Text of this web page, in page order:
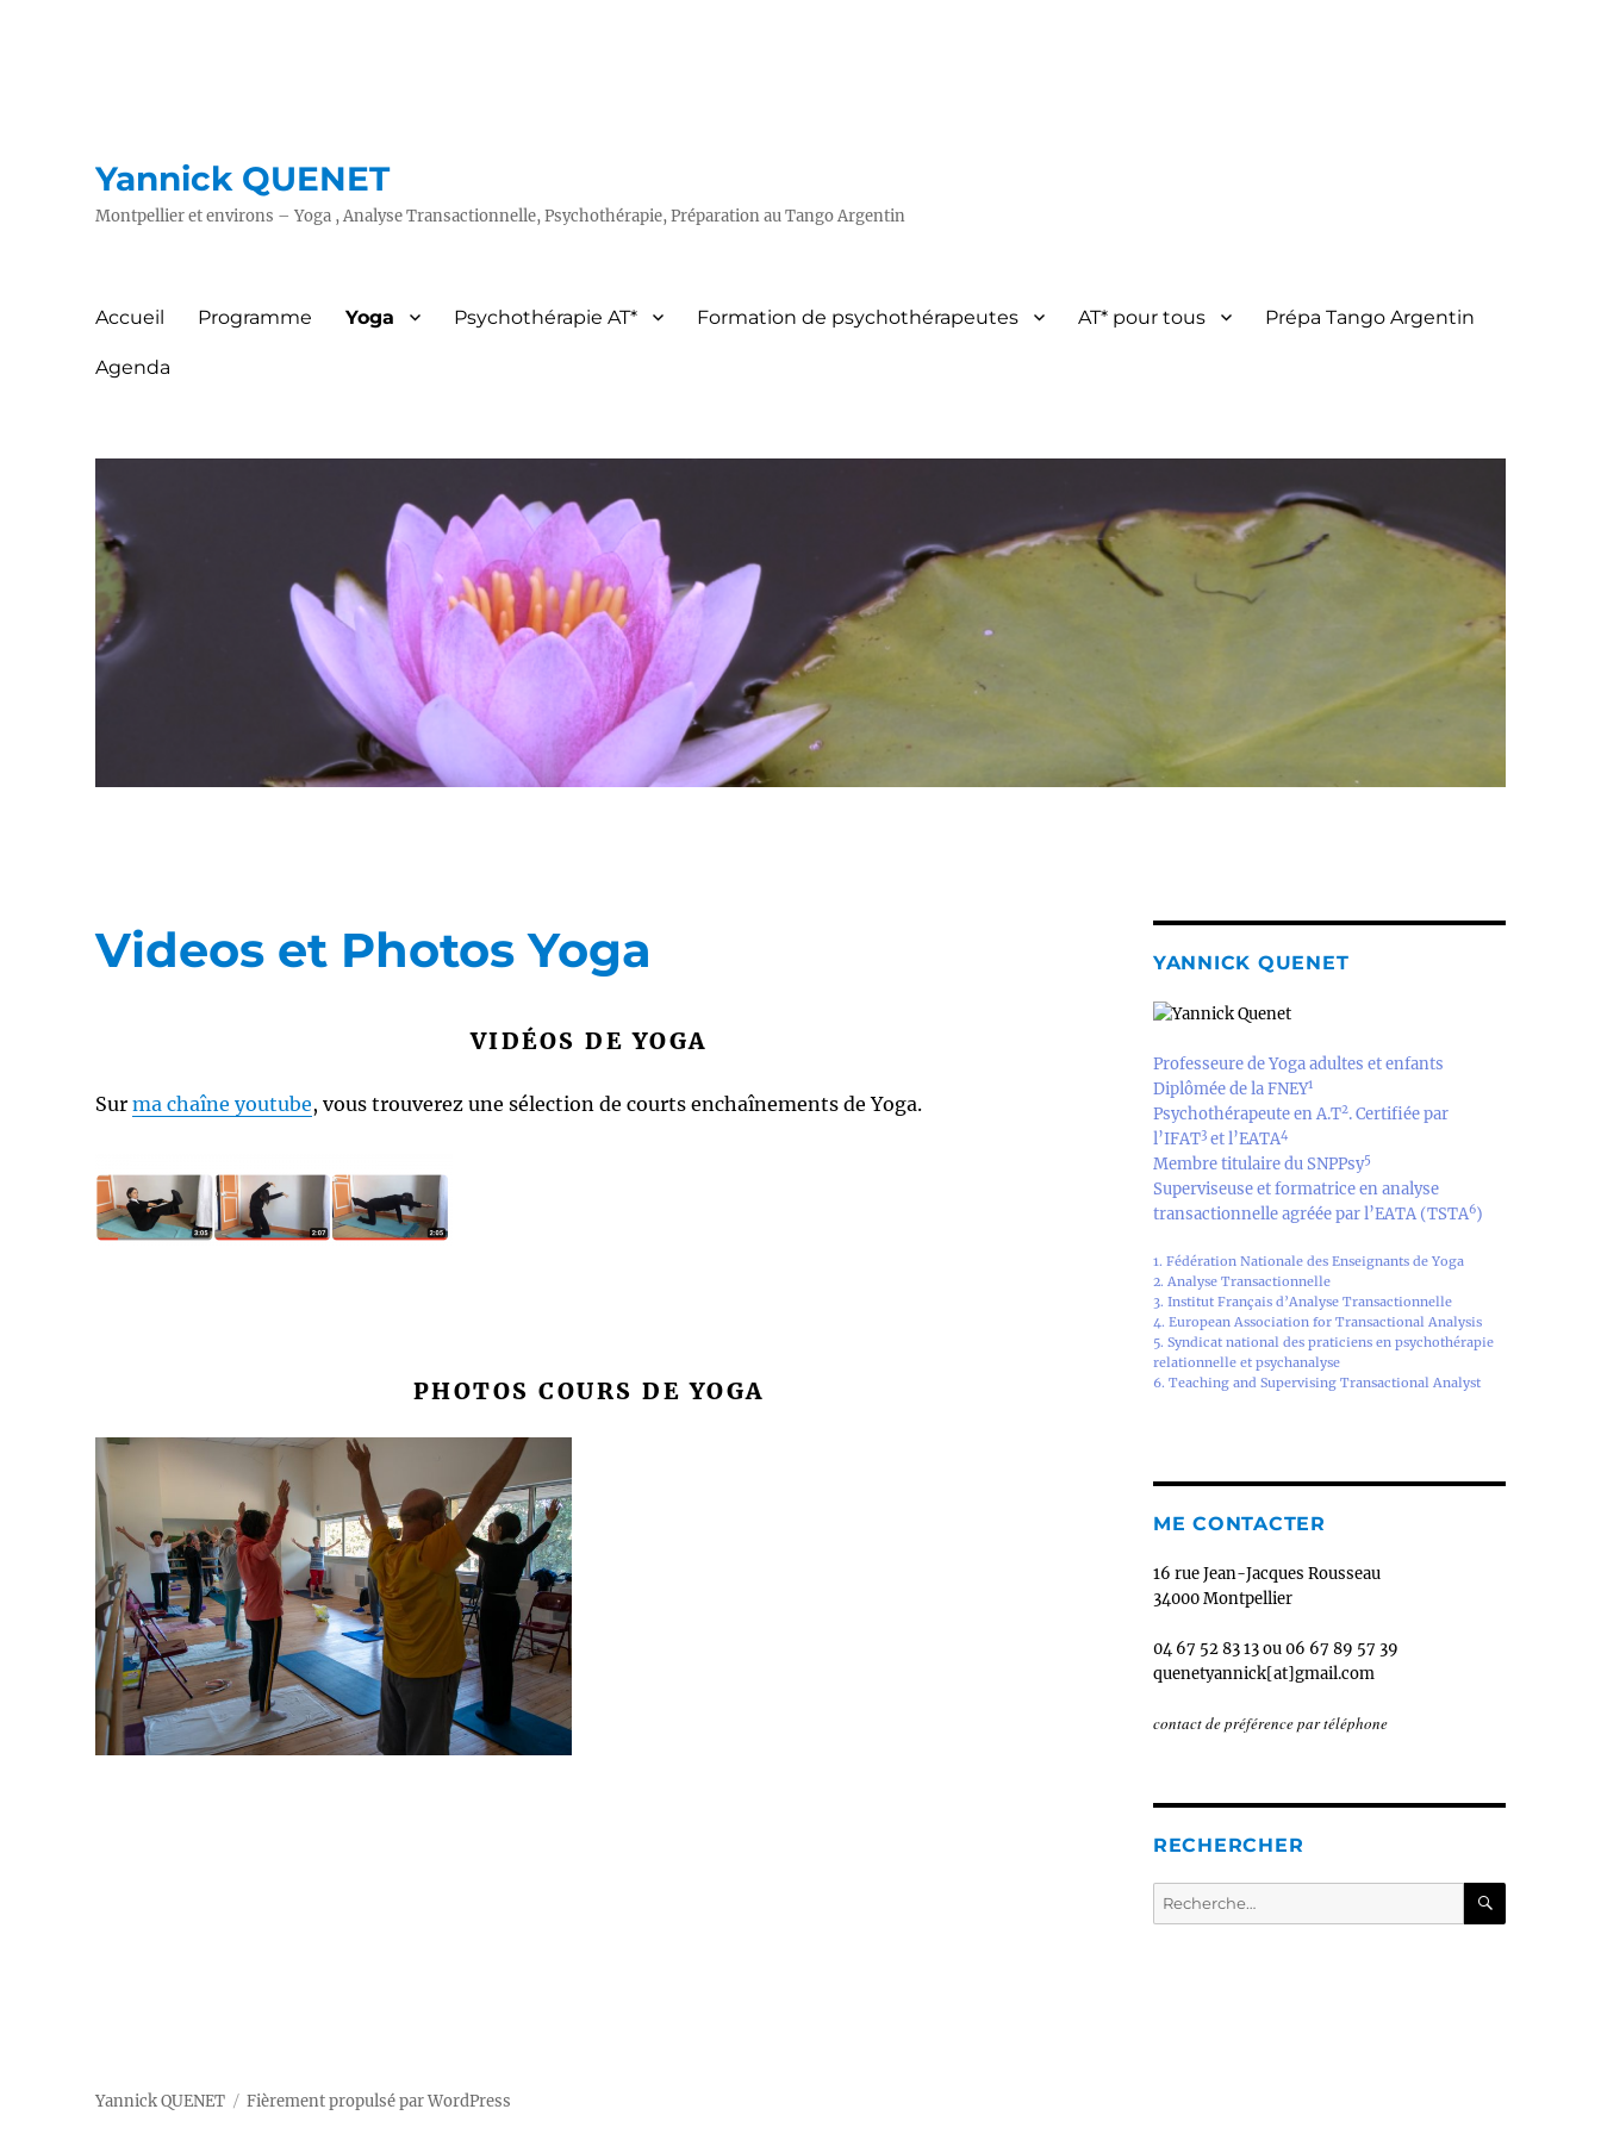
Yannick QUENET
Montpellier et environs – Yoga , Analyse Transactionnelle, Psychothérapie, Préparation au Tango Argentin
Accueil Programme Yoga Psychothérapie AT* Formation de psychothérapeutes AT* pour tous Prépa Tango Argentin
Agenda
Videos et Photos Yoga
VIDÉOS DE YOGA
Surma chaîne youtube, vous trouverez une sélection de courts enchaînements de Yoga.
PHOTOS COURS DE YOGA
YANNICK QUENET
Professeure de Yoga adultes et enfants
Diplômée de la FNEY1
Psychothérapeute en A.T2. Certifiée par
l’IFAT3et l’EATA4
Membre titulaire du SNPPsy5
Superviseuse et formatrice en analyse
transactionnelle agréée par l’EATA (TSTA6)
1. Fédération Nationale des Enseignants de Yoga
2. Analyse Transactionnelle
3. Institut Français d’Analyse Transactionnelle
4. European Association for Transactional Analysis
5. Syndicat national des praticiens en psychothérapie
relationnelle et psychanalyse
6. Teaching and Supervising Transactional Analyst
ME CONTACTER
16 rue Jean-Jacques Rousseau
34000 Montpellier
04 67 52 83 13 ou 06 67 89 57 39
quenetyannick[at]gmail.com
contact de préférence par téléphone
RECHERCHER
Recherche
pour :
Yannick QUENET Fièrement propulsé par WordPress